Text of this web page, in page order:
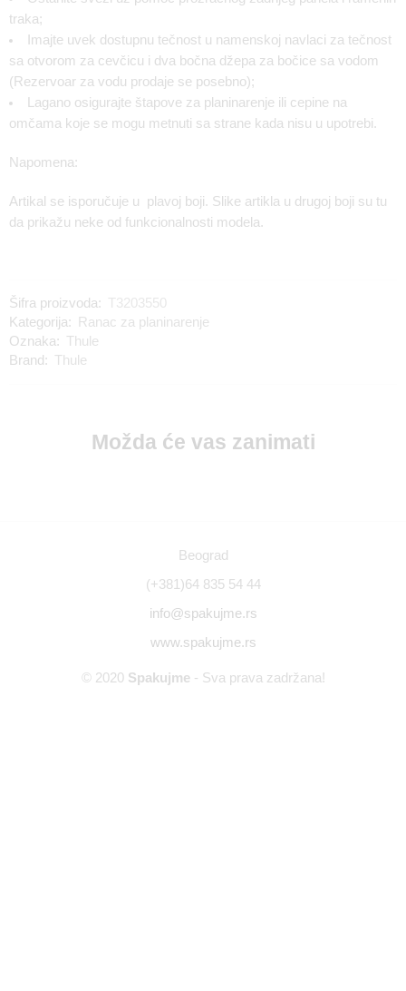
traka;
Imajte uvek dostupnu tečnost u namenskoj navlaci za tečnost
sa otvorom za cevčicu i dva bočna džepa za bočice sa vodom
(Rezervoar za vodu prodaje se posebno);
Lagano osigurajte štapove za planinarenje ili cepine na
omčama koje se mogu metnuti sa strane kada nisu u upotrebi.
Napomena:
Artikal se isporučuje u plavoj boji. Slike artikla u drugoj boji su tu
da prikažu neke od funkcionalnosti modela.
Šifra proizvoda: T3203550
Kategorija:
Ranac za planinarenje
Oznaka: Thule
Brand: Thule
Možda će vas zanimati
Beograd
(+381)64 835 54 44
info@spakujme.rs
www.spakujme.rs
© 2020 Spakujme- Sva prava zadržana!